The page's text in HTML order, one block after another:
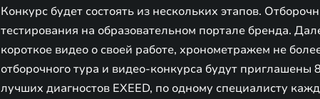
Конкурс будет состоять из нескольких этапов.
тестирования на образовательном портале бренда.
короткое видео о своей работе, хронометражем не
отборочного тура и видео-конкурса будут приглашены
лучших диагностов EXEED, по одному специалисту